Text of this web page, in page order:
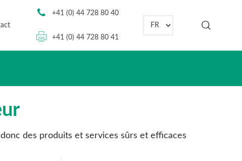
+41 (0) 44 728 80 40
+41 (0) 44 728 80 41
des produits et services sûrs et efficaces